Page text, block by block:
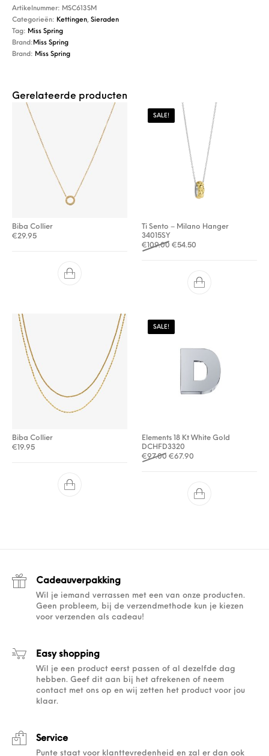
Artikelnummer: MSC613SM
Categorieën: Kettingen,Sieraden
Tag: Miss Spring
Brand:Miss Spring
Brand: Miss Spring
Gerelateerde producten
Biba Collier
€29.95
SALE!
Ti Sento – Milano Hanger
34015SY
€109.00 Oorspronkelijke prijs was:
€54.50
Biba Collier
€19.95
SALE!
Elements 18 Kt White Gold
DCHFD3320
€97.00 Oorspronkelijke prijs was:
€67.90
Cadeauverpakking
Wil je iemand verrassen met een van onze producten.
Geen probleem, bij de verzendmethode kun je kiezen
voor verzenden als cadeau!
Easy shopping
Wil je een product eerst passen of al dezelfde dag
hebben. Geef dit aan bij het afrekenen of neem
contact met ons op en wij zetten het product voor jou
klaar.
Service
Punte staat voor klanttevredenheid en zal er dan ook